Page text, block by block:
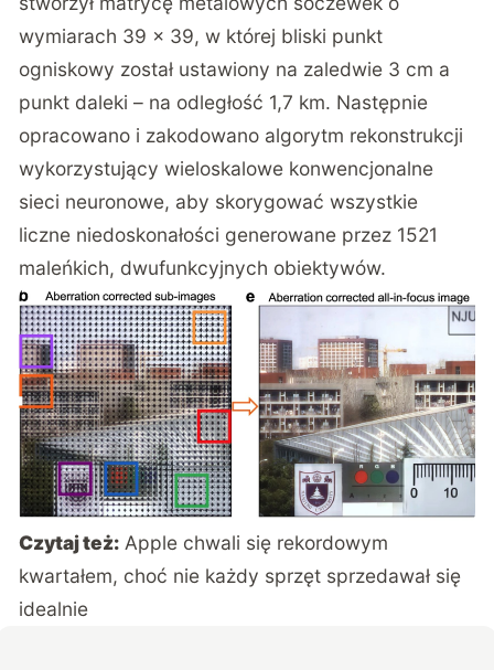
wymiarach 39 x 39, w której bliski punkt
ogniskowy został ustawiony na zaledwie 3 cm a
punkt daleki – na odległość 1,7 km. Następnie
opracowano i zakodowano algorytm rekonstrukcji
wykorzystujący wieloskalowe konwencjonalne
sieci neuronowe, aby skorygować wszystkie
liczne niedoskonałości generowane przez 1521
maleńkich, dwufunkcyjnych obiektywów.
Czytaj też: Apple chwali się rekordowym
kwartałem, choć nie każdy sprzęt sprzedawał się
idealnie